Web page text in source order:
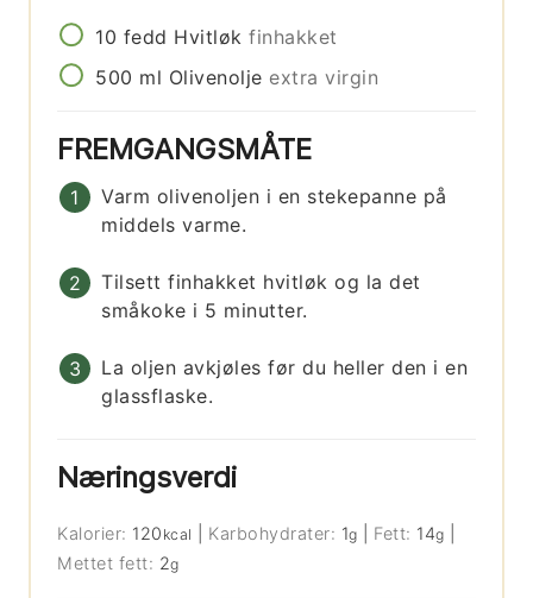
10 fedd Hvitløk finhakket
500 ml Olivenolje extra virgin
FREMGANGSMÅTE
Varm olivenoljen i en stekepanne på
middels varme.
Tilsett finhakket hvitløk og la det
småkoke i 5 minutter.
La oljen avkjøles før du heller den i en
glassflaske.
Næringsverdi
Kalorier: 120 kcal Karbohydrater: 1g Fett: 14g
Mettet fett: 2g